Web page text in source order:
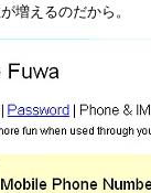
増えるのだから。